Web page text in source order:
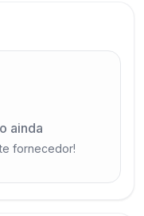
ainda
fornecedor!